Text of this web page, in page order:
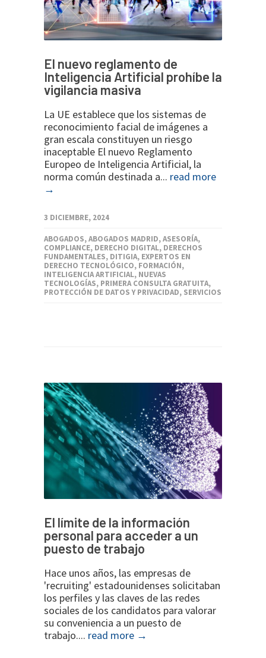
El nuevo reglamento de
Inteligencia Artificial prohíbe la
vigilancia masiva
La UE establece que los sistemas de
reconocimiento facial de imágenes a
gran escala constituyen un riesgo
inaceptable El nuevo Reglamento
Europeo de Inteligencia Artificial, la
norma común destinada a... read more
→
3 DICIEMBRE, 2024
ABOGADOS,ABOGADOS MADRID,ASESORÍA,
COMPLIANCE, DERECHO DIGITAL, DERECHOS
FUNDAMENTALES, DITIGIA, EXPERTOS EN
DERECHO TECNOLÓGICO, FORMACIÓN,
INTELIGENCIA ARTIFICIAL, NUEVAS
TECNOLOGÍAS, PRIMERA CONSULTA GRATUITA,
PROTECCIÓN DE DATOS Y PRIVACIDAD, SERVICIOS
El límite de la información
personal para acceder a un
puesto de trabajo
Hace unos años, las empresas de
'recruiting' estadounidenses solicitaban
los perfiles y las claves de las redes
sociales de los candidatos para valorar
su conveniencia a un puesto de
trabajo.... read more →